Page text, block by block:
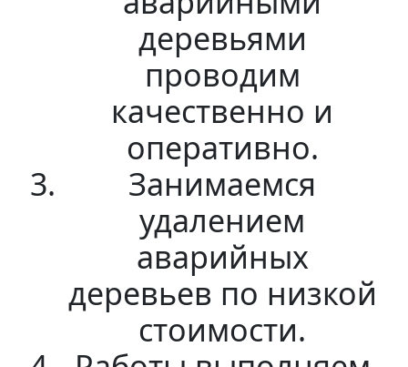
деревьями
проводим
качественно и
оперативно.
Занимаемся
удалением
аварийных
деревьев по низкой
стоимости.